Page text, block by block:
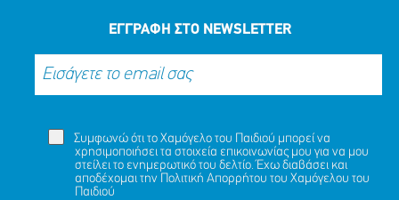
ΕΓΓΡΑΦΗ ΣΤΟ NEWSLETTER
Συμφωνώ ότι το Χαμόγελο του Παιδιού μπορεί να
χρησιμοποιήσει τα στοιχεία επικοινωνίας μου για να μου
στείλει το ενημερωτικό του δελτίο. Έχω διαβάσει και
αποδέχομαι την Πολιτική Απορρήτου του Χαμόγελου του
Παιδιού